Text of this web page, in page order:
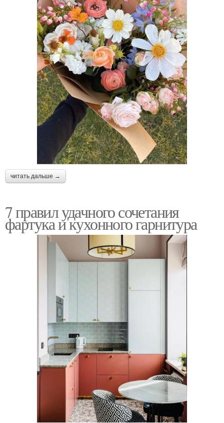
читать дальше →
7 правил удачного сочетания
фартука и кухонного гарнитура